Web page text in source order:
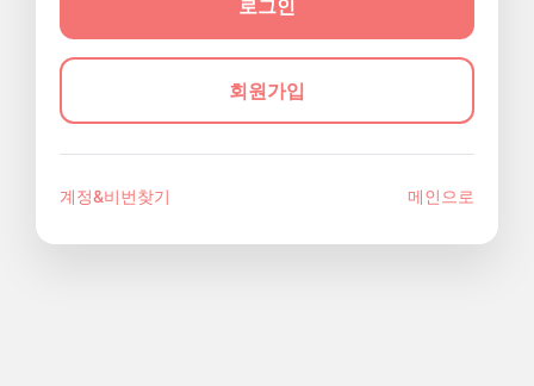
회원가입
계정&비번찾기 메인으로